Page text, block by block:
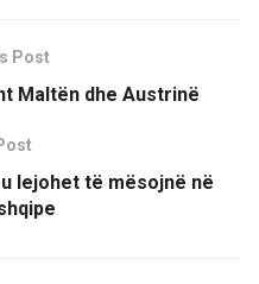
Post
Maltën dhe Austrinë
lejohet të mësojnë në